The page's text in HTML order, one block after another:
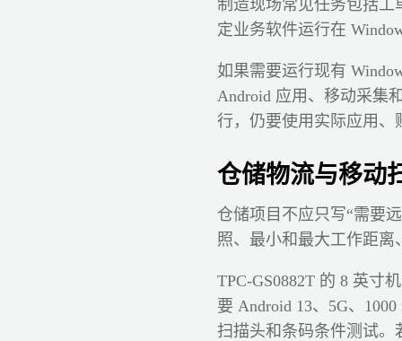
制造现场常见任务包括工
定业务软件运行在
如果需要运行现有
Android 应用、移动采集
行，仍要使用实际应用、
仓储物流与移动
仓储项目不应只写“需要
照、最小和最大工作距离
TPC-GS0882T 的 8 英寸
要 Android 13、5G、
扫描头和条码条件测试。